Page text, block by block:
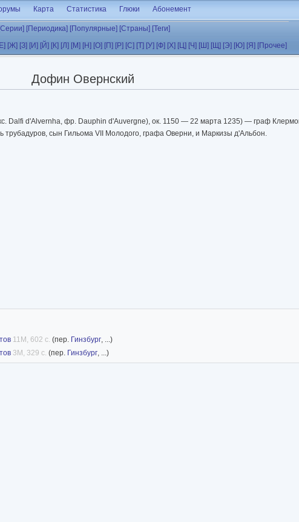
Карта Статистика Глюки Абонемент
[Серии] [Периодика] [Популярные] [Страны] [Теги]
[Ж] [З] [И] [Й] [К] [Л] [М] [Н] [О] [П] [Р] [С] [Т] [У] [Ф] [Х] [Ц] [Ч] [Ш] [Щ] [Э] [Ю] [Я] [Прочее]
Дофин Овернский
Dalfi d'Alvernha, фр. Dauphin d'Auvergne), ок. 1150 — 22 марта 1235) — граф
трубадуров, сын Гильома VII Молодого, графа Оверни, и Маркизы д'Альбон.
11M, 602 с. (пер. Гинзбург, ...)
3M, 329 с. (пер. Гинзбург, ...)